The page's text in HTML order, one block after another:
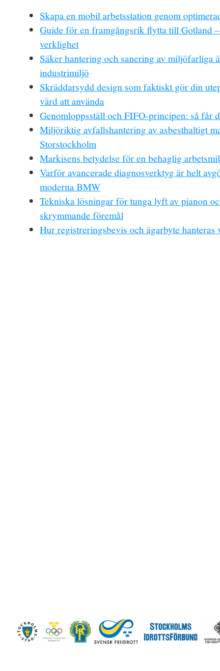
Skapa en mobil arbetsstation genom
Guide för en framgångsrik flytta till Gotland
verklighet
Säker hantering och sanering av miljöfarliga
industrimiljö
Skräddarsydd design som faktiskt gör din
värd att använda
Genomloppsställ och FIFO-principen: så får
Miljöriktig avfallshantering av asbesthaltigt
Storstockholm
Markisens betydelse för en behaglig
Varför avancerade diagnosverktyg är helt
moderna BMW
Tekniska lösningar för tunga lyft av pianon
skrymmande föremål
Hur registreringsbevis och ägarbyte